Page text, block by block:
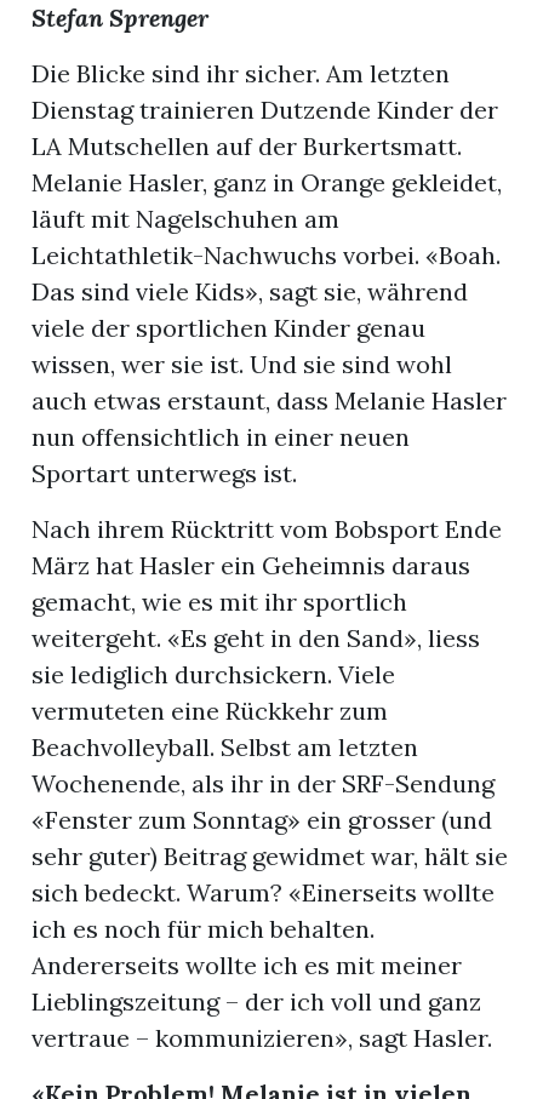
Stefan Sprenger
Die Blicke sind ihr sicher. Am letzten
Dienstag trainieren Dutzende Kinder der
LA Mutschellen auf der Burkertsmatt.
Melanie Hasler, ganz in Orange gekleidet,
läuft mit Nagelschuhen am
Leichtathletik-Nachwuchs vorbei. «Boah.
Das sind viele Kids», sagt sie, während
viele der sportlichen Kinder genau
wissen, wer sie ist. Und sie sind wohl
auch etwas erstaunt, dass Melanie Hasler
nun offensichtlich in einer neuen
Sportart unterwegs ist.
Nach ihrem Rücktritt vom Bobsport Ende
März hat Hasler ein Geheimnis daraus
gemacht, wie es mit ihr sportlich
weitergeht. «Es geht in den Sand», liess
sie lediglich durchsickern. Viele
vermuteten eine Rückkehr zum
Beachvolleyball. Selbst am letzten
Wochenende, als ihr in der SRF-Sendung
«Fenster zum Sonntag» ein grosser (und
sehr guter) Beitrag gewidmet war, hält sie
sich bedeckt. Warum? «Einerseits wollte
ich es noch für mich behalten.
Andererseits wollte ich es mit meiner
Lieblingszeitung – der ich voll und ganz
vertraue – kommunizieren», sagt Hasler.